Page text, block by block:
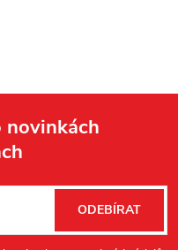
novinkách
ODEBÍRAT